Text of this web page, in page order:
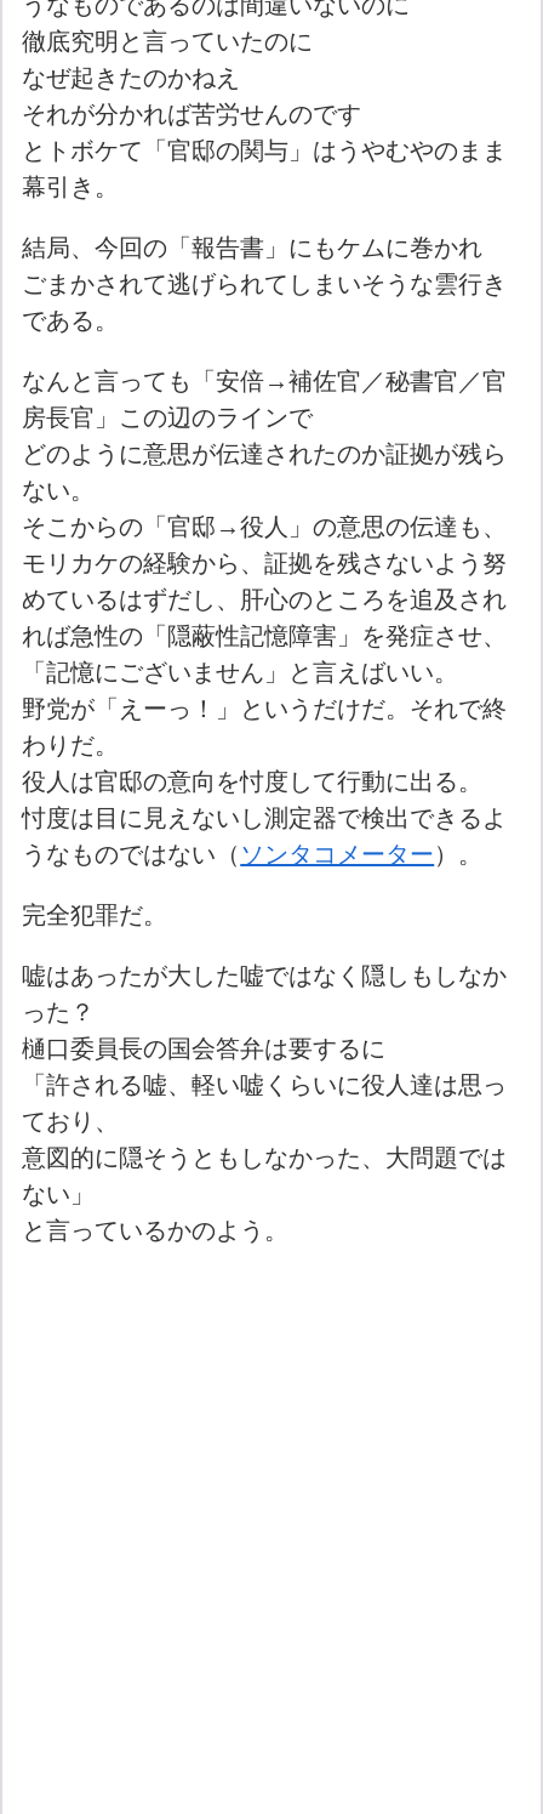
徹底究明と言っていたのに
なぜ起きたのかねえ
それが分かれば苦労せんのです
とトボケて「官邸の関与」はうやむやのまま
幕引き。
結局、今回の「報告書」にもケムに巻かれ
ごまかされて逃げられてしまいそうな雲行き
である。
なんと言っても「安倍→補佐官／秘書官／官
房長官」この辺のラインで
どのように意思が伝達されたのか証拠が残ら
ない。
そこからの「官邸→役人」の意思の伝達も、
モリカケの経験から、証拠を残さないよう努
めているはずだし、肝心のところを追及され
れば急性の「隠蔽性記憶障害」を発症させ、
「記憶にございません」と言えばいい。
野党が「えーっ！」というだけだ。それで終
わりだ。
役人は官邸の意向を忖度して行動に出る。
忖度は目に見えないし測定器で検出できるよ
うなものではない（ ソンタコメーター）。
完全犯罪だ。
嘘はあったが大した嘘ではなく隠しもしなか
った？
樋口委員長の国会答弁は要するに
「許される嘘、軽い嘘くらいに役人達は思っ
ており、
意図的に隠そうともしなかった、大問題では
ない」
と言っているかのよう。